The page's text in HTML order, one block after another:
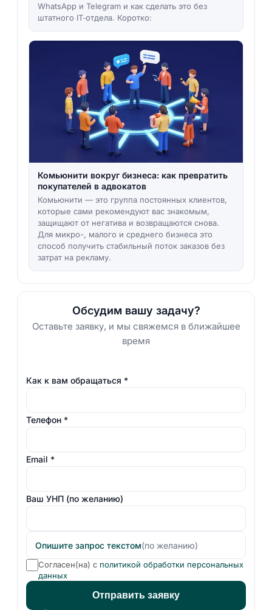
WhatsApp и Telegram и как сделать это без
штатного IT‑отдела. Коротко:
Комьюнити вокруг бизнеса: как превратить
покупателей в адвокатов
Комьюнити — это группа постоянных клиентов,
которые сами рекомендуют вас знакомым,
защищают от негатива и возвращаются снова.
Для микро-, малого и среднего бизнеса это
способ получить стабильный поток заказов без
затрат на рекламу.
Обсудим вашу задачу?
Оставьте заявку, и мы свяжемся в ближайшее
время
Как к вам обращаться *
Телефон *
Email *
Ваш УНП (по желанию)
Опишите запрос текстом(по желанию)
Согласен(на) с политикой обработки персональных
данных
Отправить заявку